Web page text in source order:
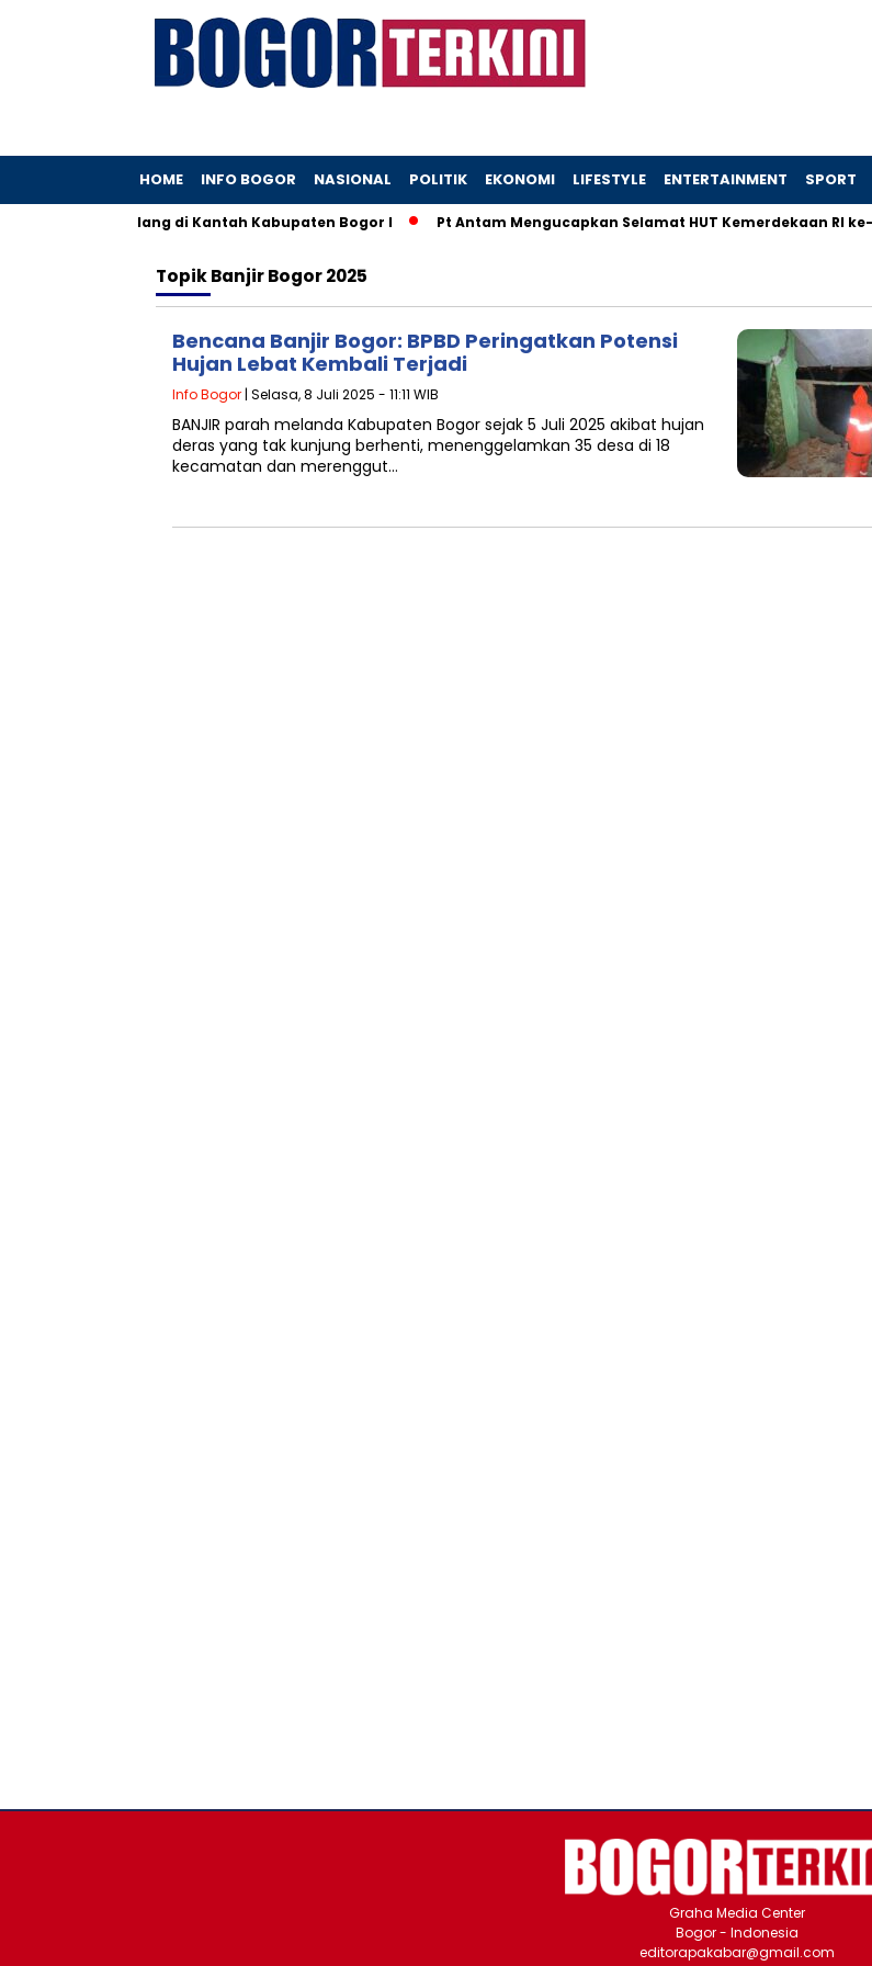
HOME INFO BOGOR NASIONAL POLITIK EKONOMI LIFESTYLE ENTERTAINMENT SPORT
Diduga Hilang di Kantah Kabupaten Bogor I Pt Antam Mengucapkan Selamat HUT Kemerdekaan RI ke-80
TopikBanjir Bogor 2025
Bencana Banjir Bogor: BPBD Peringatkan Potensi
Hujan Lebat Kembali Terjadi
Info Bogor | Selasa, 8 Juli 2025 - 11:11 WIB
BANJIR parah melanda Kabupaten Bogor sejak 5 Juli 2025 akibat hujan
deras yang tak kunjung berhenti, menenggelamkan 35 desa di 18
kecamatan dan merenggut…
Graha Media Center
Bogor - Indonesia
editorapakabar@gmail.com